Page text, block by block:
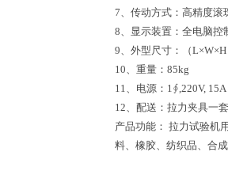
7、传动方式：高精度滚
8、显示装置：全电脑控
9、外型尺寸：（
10、重量：85kg
11、电源：1∮,220V, 15A
12、配送：拉力夹具一套
产品功能： 拉力试验机
料、橡胶、纺织品、合